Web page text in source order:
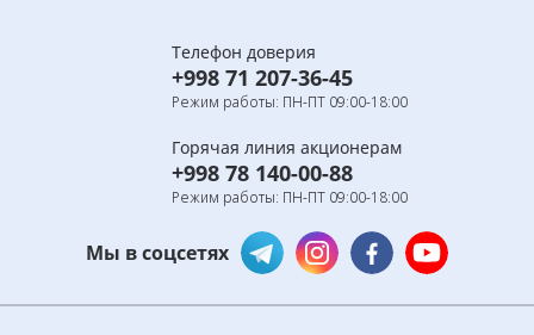
Телефон доверия
+998 71 207-36-45
Режим работы: ПН-ПТ 09:00-18:00
Горячая линия акционерам
+998 78 140-00-88
Режим работы: ПН-ПТ 09:00-18:00
Мы в соцсетях